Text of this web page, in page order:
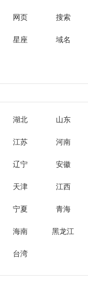
网页 搜索
星座 域名
湖北 山东
江苏 河南
辽宁 安徽
天津 江西
宁夏 青海
海南 黑龙江
台湾